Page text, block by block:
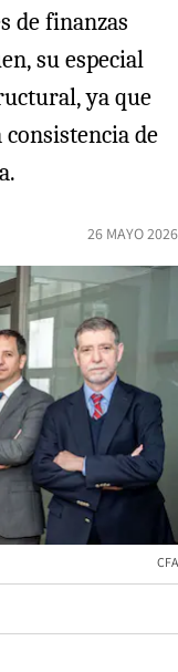
de finanzas
su especial
ya que
de
26 MAYO 2026
CFA